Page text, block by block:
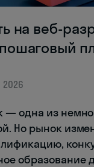
на веб-
2026
— одна из
Но рынок
образование